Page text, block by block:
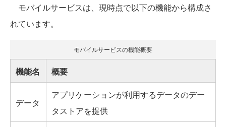
モバイルサービスは、現時点で以下の機能から構成さ
れています。
モバイルサービスの機能概要
機能名 概要
データ
アプリケーションが利用するデータのデー
タストアを提供